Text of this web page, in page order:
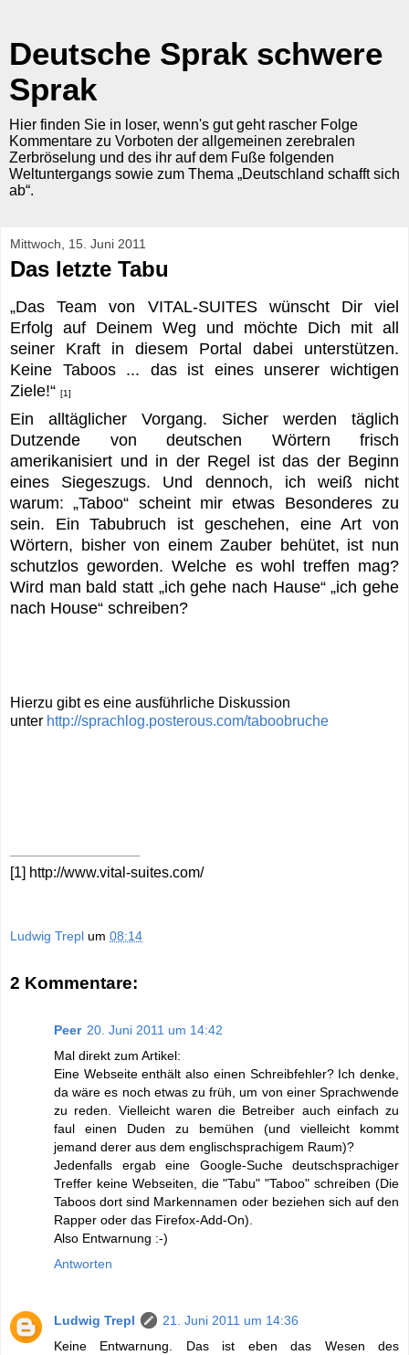
Deutsche Sprak schwere
Sprak
Hier finden Sie in loser, wenn's gut geht rascher Folge
Kommentare zu Vorboten der allgemeinen zerebralen
Zerbröselung und des ihr auf dem Fuße folgenden
Weltuntergangs sowie zum Thema „Deutschland schafft sich
ab“.
Mittwoch, 15. Juni 2011
Das letzte Tabu
„Das Team von VITAL-SUITES wünscht Dir viel
Erfolg auf Deinem Weg und möchte Dich mit all
seiner Kraft in diesem Portal dabei unterstützen.
Keine Taboos ... das ist eines unserer wichtigen
Ziele!“ [1]
Ein alltäglicher Vorgang. Sicher werden täglich
Dutzende von deutschen Wörtern frisch
amerikanisiert und in der Regel ist das der Beginn
eines Siegeszugs. Und dennoch, ich weiß nicht
warum: „Taboo“ scheint mir etwas Besonderes zu
sein. Ein Tabubruch ist geschehen, eine Art von
Wörtern, bisher von einem Zauber behütet, ist nun
schutzlos geworden. Welche es wohl treffen mag?
Wird man bald statt „ich gehe nach Hause“ „ich gehe
nach House“ schreiben?
Hierzu gibt es eine ausführliche Diskussion
unter http://sprachlog.posterous.com/taboobruche
[1] http://www.vital-suites.com/
Ludwig Trepl um 08:14
2 Kommentare:
Peer 20. Juni 2011 um 14:42
Mal direkt zum Artikel:
Eine Webseite enthält also einen Schreibfehler? Ich denke,
da wäre es noch etwas zu früh, um von einer Sprachwende
zu reden. Vielleicht waren die Betreiber auch einfach zu
faul einen Duden zu bemühen (und vielleicht kommt
jemand derer aus dem englischsprachigem Raum)?
Jedenfalls ergab eine Google-Suche deutschsprachiger
Treffer keine Webseiten, die "Tabu" "Taboo" schreiben (Die
Taboos dort sind Markennamen oder beziehen sich auf den
Rapper oder das Firefox-Add-On).
Also Entwarnung :-)
Antworten
Ludwig Trepl
21. Juni 2011 um 14:36
Keine Entwarnung. Das ist eben das Wesen des